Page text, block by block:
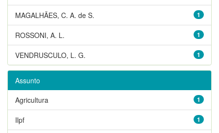
1
MAGALHÃES, C. A. de S.
1
ROSSONI, A. L.
1
VENDRUSCULO, L. G.
Assunto
1
Agricultura
1
Ilpf